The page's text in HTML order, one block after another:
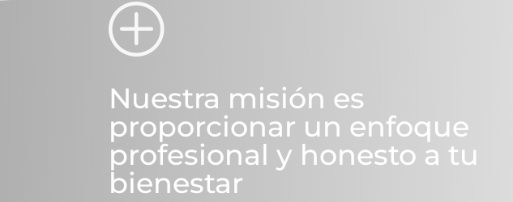
P
Nuestra misión es
proporcionar un enfoque
profesional y honesto a tu
bienestar